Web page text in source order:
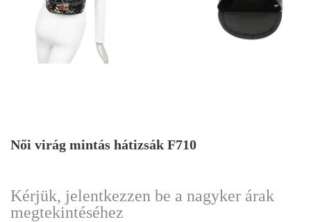
Női virág mintás hátizsák F710
Kérjük, jelentkezzen be a nagyker árak
megtekintéséhez